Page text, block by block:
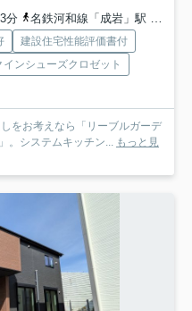
分
名鉄河和線「成岩」駅 徒歩23分
建設住宅性能評価書付
インシューズクロゼット
をお考えなら「リーブルガーデ
。システムキッチン... もっと見